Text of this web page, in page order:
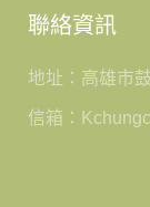
聯絡資訊
地址：高雄市
信箱：